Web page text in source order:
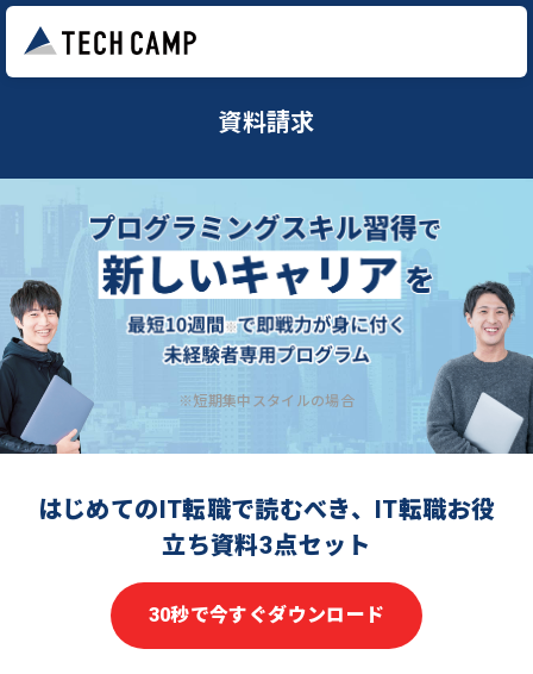
資料請求
※短期集中スタイルの場合
はじめてのIT転職で読むべき、IT転職お役
立ち資料3点セット
30秒で今すぐダウンロード